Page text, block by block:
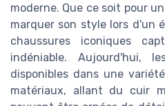
moderne. Que ce soit pour
marquer son style lors d'un
chaussures iconiques
indéniable. Aujourd'hui,
disponibles dans une
matériaux, allant du cuir